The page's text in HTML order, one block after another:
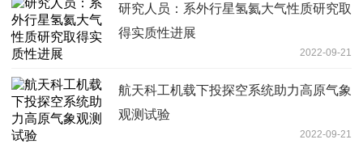
研究人员：系外行星氢氦大气性质研究取
得实质性进展
2022-09-21
航天科工机载下投探空系统助力高原气象
观测试验
2022-09-21